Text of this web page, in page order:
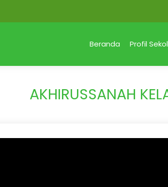
Beranda Profil
AKHIRUSSANAH